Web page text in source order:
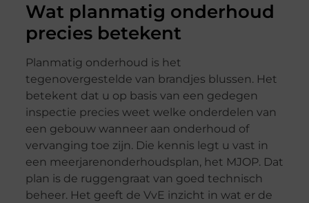
Wat planmatig onderhoud
precies betekent
Planmatig onderhoud is het
tegenovergestelde van brandjes blussen. Het
betekent dat u op basis van een gedegen
inspectie precies weet welke onderdelen van
een gebouw wanneer aan onderhoud of
vervanging toe zijn. Die kennis legt u vast in
een meerjarenonderhoudsplan, het MJOP. Dat
plan is de ruggengraat van goed technisch
beheer. Het geeft de VvE inzicht in wat er de